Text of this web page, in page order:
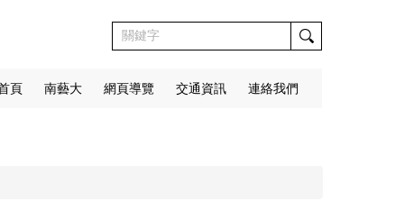
頁 南藝大 網頁導覽 交通資訊 連絡我們